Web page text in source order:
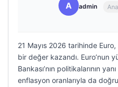
A admin
21 Mayıs 2026 tarihinde
bir değer kazandı. Euro’nun
Bankası’nın politikalarının
enflasyon oranlarıyla da